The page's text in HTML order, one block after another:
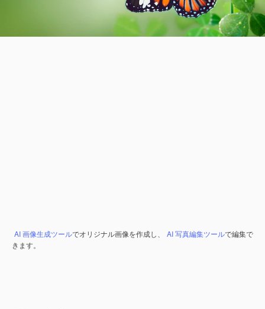
AI 画像生成ツールでオリジナル画像を作成し、 AI 写真編集ツールで編集で
きます。